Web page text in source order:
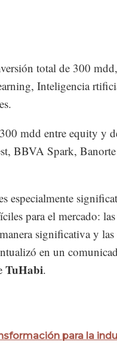
total de 300 mdd,
Inteligencia
mdd entre equity y
BBVA Spark,
especialmente
para el mercado: las
significativa y las
en un
TuHabi.
para la